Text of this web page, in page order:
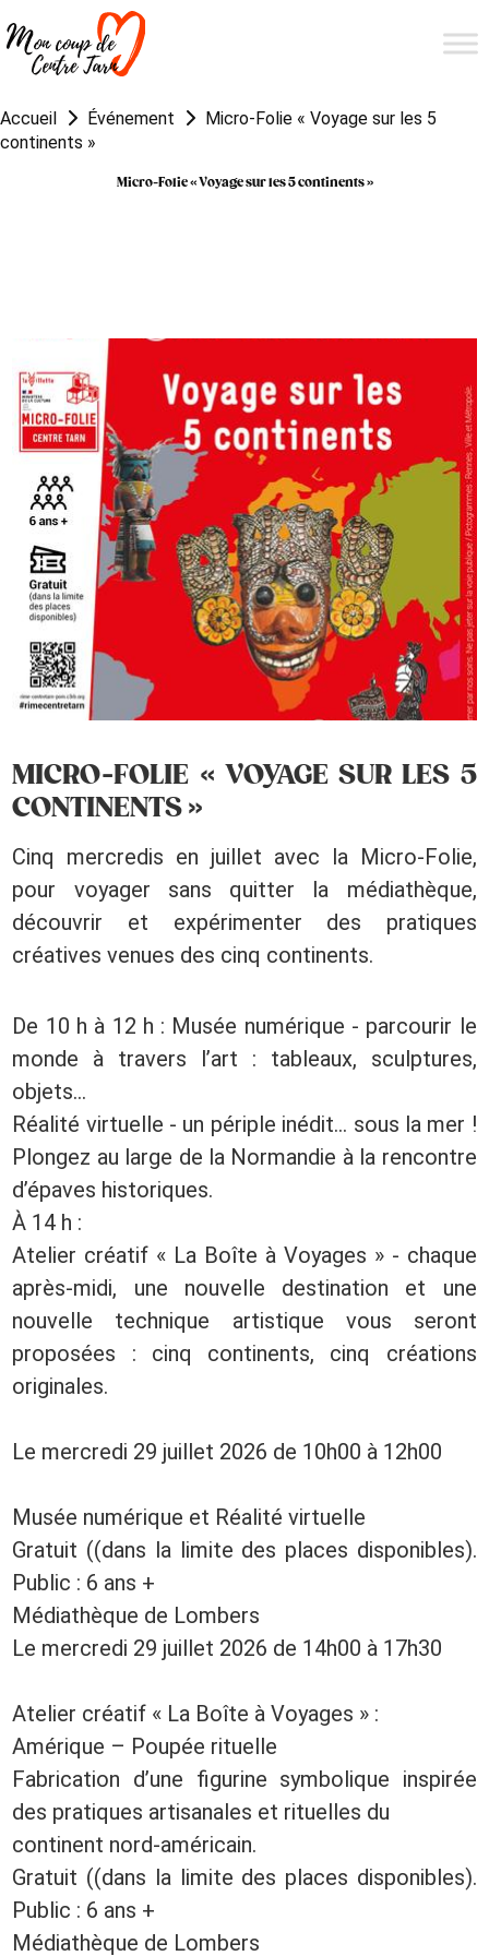
Accueil Événement
Micro-Folie « Voyage sur les 5
continents »
Micro-Folie « Voyage sur les 5 continents »
MICRO-FOLIE « VOYAGE SUR LES 5
CONTINENTS »
Cinq mercredis en juillet avec la Micro-Folie,
pour voyager sans quitter la médiathèque,
découvrir et expérimenter des pratiques
créatives venues des cinq continents.
De 10 h à 12 h : Musée numérique - parcourir le
monde à travers l’art : tableaux, sculptures,
objets...
Réalité virtuelle - un périple inédit… sous la mer !
Plongez au large de la Normandie à la rencontre
d’épaves historiques.
À 14 h :
Atelier créatif « La Boîte à Voyages » - chaque
après‑midi, une nouvelle destination et une
nouvelle technique artistique vous seront
proposées : cinq continents, cinq créations
originales.
Le mercredi 29 juillet 2026 de 10h00 à 12h00
Musée numérique et Réalité virtuelle
Gratuit ((dans la limite des places disponibles).
Public : 6 ans +
Médiathèque de Lombers
Le mercredi 29 juillet 2026 de 14h00 à 17h30
Atelier créatif « La Boîte à Voyages » :
Amérique – Poupée rituelle
Fabrication d’une figurine symbolique inspirée
des pratiques artisanales et rituelles du
continent nord-américain.
Gratuit ((dans la limite des places disponibles).
Public : 6 ans +
Médiathèque de Lombers